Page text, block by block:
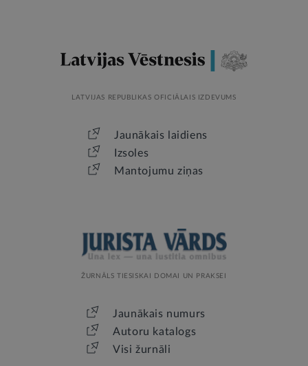
LATVIJAS REPUBLIKAS OFICIĀLAIS IZDEVUMS
Jaunākais laidiens
Izsoles
Mantojumu ziņas
ŽURNĀLS TIESISKAI DOMAI UN PRAKSEI
Jaunākais numurs
Autoru katalogs
Visi žurnāli